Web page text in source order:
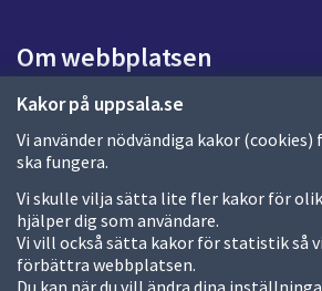
Kakor på uppsala.se
Vi använder nödvändiga kakor
ska fungera.
Vi skulle vilja sätta lite fler kakor för
hjälper dig som användare.
Vi vill också sätta kakor för statistik så
förbättra webbplatsen.
Du kan när du vill ändra dina
d
a
Om webbplatsen
Om webbplatsen
Allmänna handlingar och diarium
Behandling av personuppgifter
Kakor
Språk (other languages)